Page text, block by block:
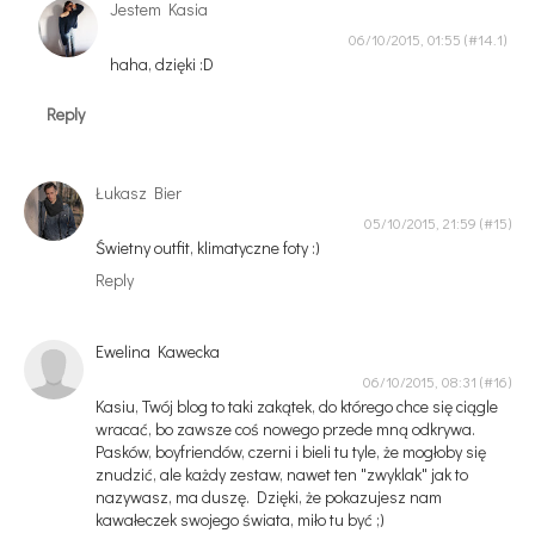
Jestem Kasia
06/10/2015, 01:55
haha, dzięki :D
Reply
Łukasz Bier
05/10/2015, 21:59
Świetny outfit, klimatyczne foty :)
Reply
Ewelina Kawecka
06/10/2015, 08:31
Kasiu, Twój blog to taki zakątek, do którego chce się ciągle
wracać, bo zawsze coś nowego przede mną odkrywa.
Pasków, boyfriendów, czerni i bieli tu tyle, że mogłoby się
znudzić, ale każdy zestaw, nawet ten "zwyklak" jak to
nazywasz, ma duszę. Dzięki, że pokazujesz nam
kawałeczek swojego świata, miło tu być ;)